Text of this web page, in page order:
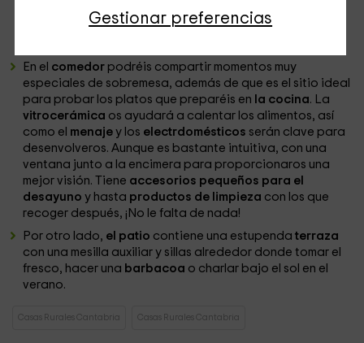
Gestionar preferencias
juegos de mesasiempre son los protagonistas en cada
reunión familiar, hemos dejado algunos para que os
En el comedor podréis compartir momentos muy
especiales de sobremesa, además de que es el sitio ideal
para probar los platos que preparéis en la cocina. La
vitrocerámica os ayudará a calentar los alimentos, así
como el menaje y los electrdomésticos serán clave para
desenvolveros. Aunque es bastante intuitiva, con una
ventana junto a la encimera para proporcionaros una
mejor visión. Tiene accesorios pequeños para el
desayuno y hasta productos de limpieza con los que
recoger después, ¡No le falta de nada!
Por otro lado, el patio contiene una estupendaterraza
con una mesilla auxiliar y sillas alrededor donde tomar el
fresco, hacer una barbacoa o charlar bajo el sol en el
verano.
Casas Rurales Cantabria Casas Rurales Cantabria